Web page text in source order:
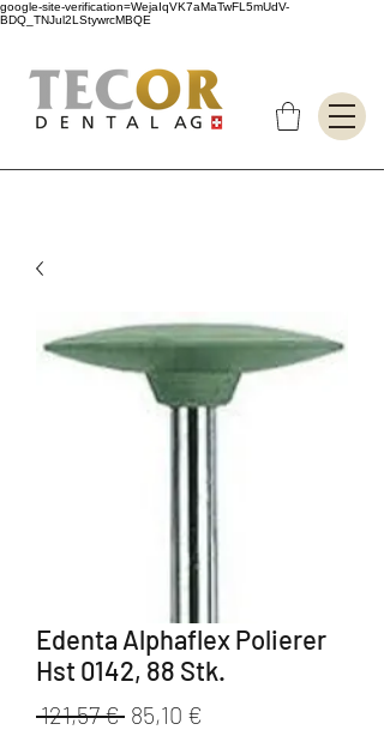
google-site-verification=WejaIqVK7aMaTwFL5mUdV-
BDQ_TNJul2LStywrcMBQE
Edenta Alphaflex Polierer
Hst 0142, 88 Stk.
121,57 € Standardpreis
85,10 €